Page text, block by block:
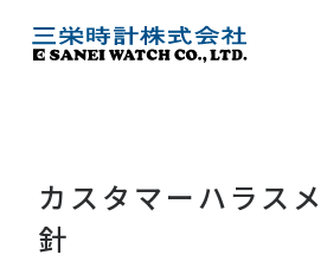
カスタマーハラス
針